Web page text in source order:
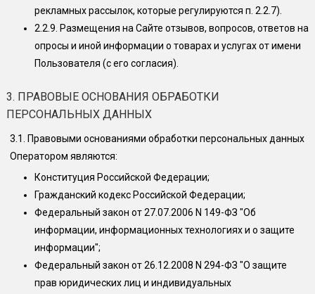
рекламных рассылок, которые регулируются п. 2.2.7).
2.2.9. Размещения на Сайте отзывов, вопросов, ответов на
опросы и иной информации о товарах и услугах от имени
Пользователя (с его согласия).
3. ПРАВОВЫЕ ОСНОВАНИЯ ОБРАБОТКИ
ПЕРСОНАЛЬНЫХ ДАННЫХ
3.1.
Правовыми основаниями обработки персональных данных
Оператором являются:
Конституция Российской Федерации;
Гражданский кодекс Российской Федерации;
Федеральный закон от 27.07.2006 N 149-ФЗ "Об
информации, информационных технологиях и о защите
информации";
Федеральный закон от 26.12.2008 N 294-ФЗ "О защите
прав юридических лиц и индивидуальных